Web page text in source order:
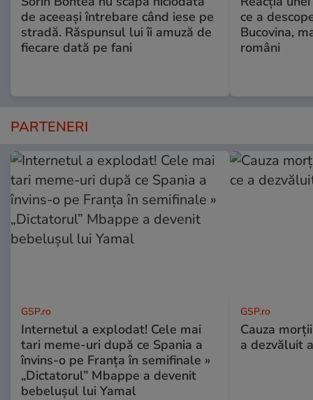
de aceeași întrebare când iese pe
stradă. Răspunsul lui îi amuză de
fiecare dată pe fani
ce a
Bucovina,
români
PARTENERI
GSP.ro
Internetul a explodat! Cele mai
tari meme-uri după ce Spania a
învins-o pe Franța în semifinale »
„Dictatorul” Mbappe a devenit
bebelușul lui Yamal
GSP.ro
Cauza
a dezvăluit